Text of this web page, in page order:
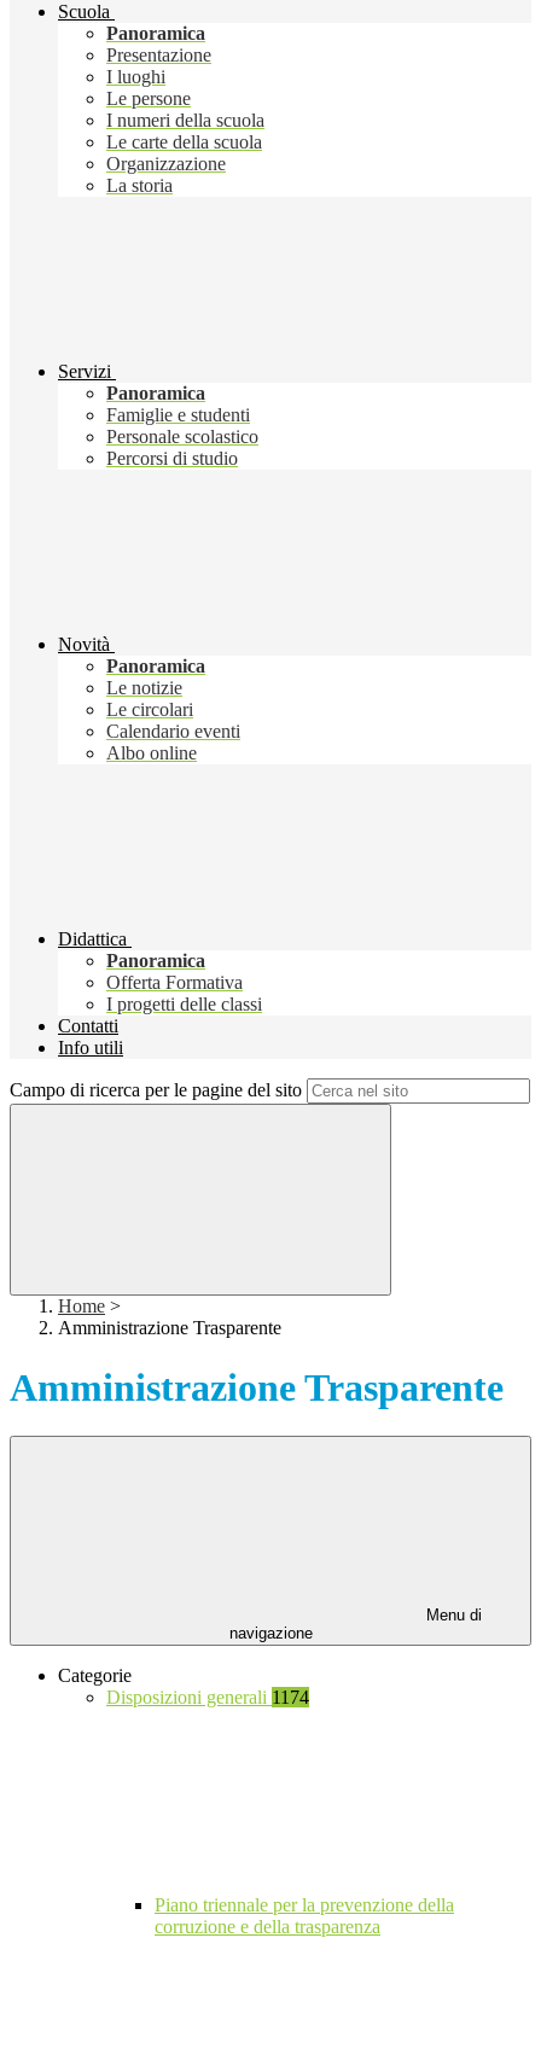
Scuola
Panoramica
Presentazione
I luoghi
Le persone
I numeri della scuola
Le carte della scuola
Organizzazione
La storia
Servizi
Panoramica
Famiglie e studenti
Personale scolastico
Percorsi di studio
Novità
Panoramica
Le notizie
Le circolari
Calendario eventi
Albo online
Didattica
Panoramica
Offerta Formativa
I progetti delle classi
Contatti
Info utili
Campo di ricerca per le pagine del sito
Home >
Amministrazione Trasparente
Amministrazione Trasparente
Menu di
navigazione
Categorie
Disposizioni generali 1174
Piano triennale per la prevenzione della
corruzione e della trasparenza